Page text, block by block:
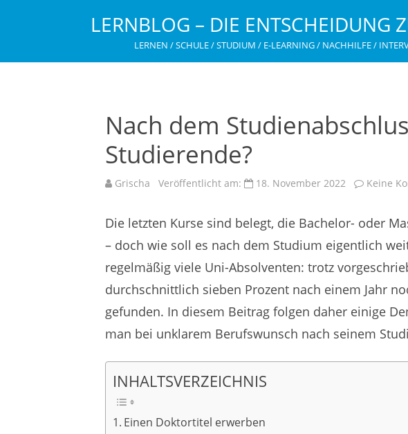
LERNBLOG – DIE ENTSCHEIDUNG
LERNEN / SCHULE / STUDIUM / E-LEARNING / NACHHILFE /
Nach dem
Studierende?
Grischa Veröffentlicht am: 18. November 2022 Keine
Die letzten Kurse sind belegt, die Bachelor- oder
– doch wie soll es nach dem Studium eigentlich
regelmäßig viele Uni-Absolventen: trotz
durchschnittlich sieben Prozent nach einem Jahr
gefunden. In diesem Beitrag folgen daher einige
man bei unklarem Berufswunsch nach seinem
INHALTSVERZEICHNIS
Einen Doktortitel erwerben